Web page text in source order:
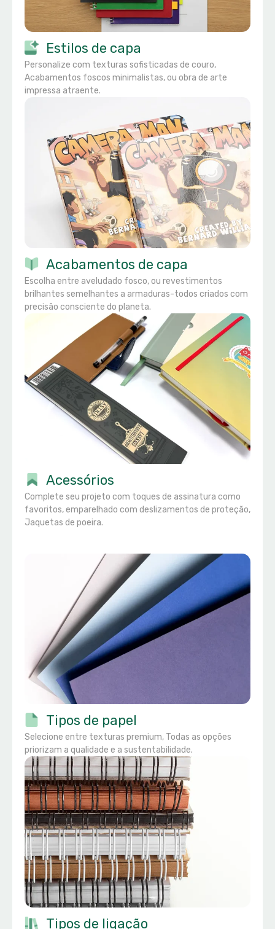
Estilos de capa
Personalize com texturas sofisticadas de couro,
Acabamentos foscos minimalistas, ou obra de arte
impressa atraente.
Acabamentos de capa
Escolha entre aveludado fosco, ou revestimentos
brilhantes semelhantes a armaduras-todos criados com
precisão consciente do planeta.
Acessórios
Complete seu projeto com toques de assinatura como
favoritos, emparelhado com deslizamentos de proteção,
Jaquetas de poeira.
Tipos de papel
Selecione entre texturas premium, Todas as opções
priorizam a qualidade e a sustentabilidade.
Tipos de ligação